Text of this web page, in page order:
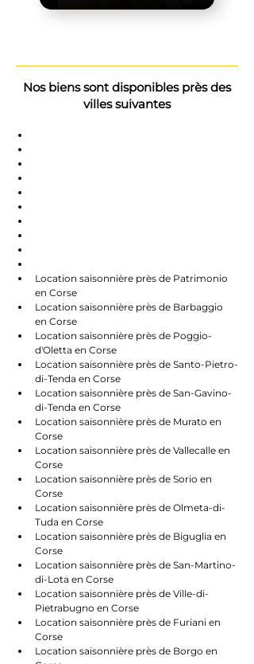
Nos biens sont disponibles près des
villes suivantes
Location saisonnière près de Patrimonio
en Corse
Location saisonnière près de Barbaggio
en Corse
Location saisonnière près de Poggio-
d'Oletta en Corse
Location saisonnière près de Santo-Pietro-
di-Tenda en Corse
Location saisonnière près de San-Gavino-
di-Tenda en Corse
Location saisonnière près de Murato en
Corse
Location saisonnière près de Vallecalle en
Corse
Location saisonnière près de Sorio en
Corse
Location saisonnière près de Olmeta-di-
Tuda en Corse
Location saisonnière près de Biguglia en
Corse
Location saisonnière près de San-Martino-
di-Lota en Corse
Location saisonnière près de Ville-di-
Pietrabugno en Corse
Location saisonnière près de Furiani en
Corse
Location saisonnière près de Borgo en